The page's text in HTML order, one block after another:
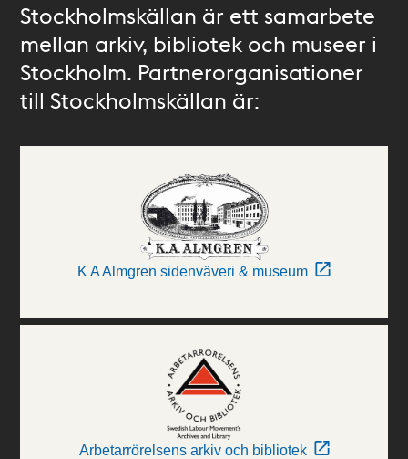
Stockholmskällan är ett samarbete
mellan arkiv, bibliotek och museer i
Stockholm. Partnerorganisationer
till Stockholmskällan är:
K A Almgren sidenväveri & museum
Arbetarrörelsens arkiv och bibliotek